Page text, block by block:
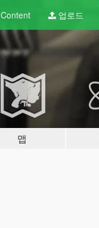
Content 업로드
맵